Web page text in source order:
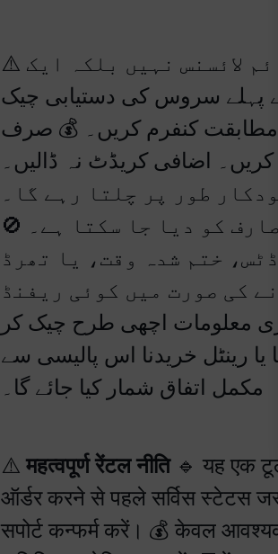
⚠️ اہم رینٹل پالیسی 🔹 یہ لائف ٹائم لائسنس نہیں بلکہ ایک
پہلے سروس کی دستیابی چیک
مطابقت کنفرم کریں۔ 💰 صرف
اضافی کریڈٹ نہ ڈالیں۔
طور پر چلتا رہے گا۔
کو دیا جا سکتا ہے۔ 🚫
ختم شدہ وقت، یا تھرڈ
کی صورت میں کوئی ریفنڈ
معلومات اچھی طرح چیک کر
رینٹل خریدنا اس پالیسی سے
مکمل اتفاق شمار کیا جائے گا۔
⚠️ महत्वपूर्ण रेंटल नीति🔹 यह एक
ऑर्डर करने से पहले सर्विस स्टेटस
सपोर्ट कन्फर्म करें। 💰 केवल